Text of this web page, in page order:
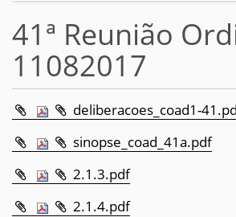
41ª Reunião
11082017
deliberacoes_coad1-
sinopse_coad_41a.pdf
2.1.3.pdf
2.1.4.pdf